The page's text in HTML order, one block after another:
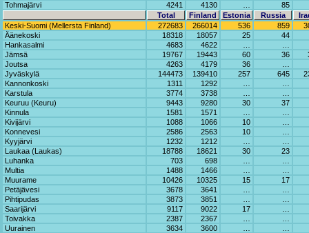
Tohmajärvi
4241 4130 85
Total
Finland Estonia Russia
Keski-Suomi (Mellersta Finland)
272683 266014 536 859
Äänekoski
18318 18057 25 44
Hankasalmi
4683 4622
Jämsä
19767 19443 60 36
Joutsa
4263 4179 36
Jyväskylä
144473 139410 257 645
Kannonkoski
1311 1292
Karstula
3774 3738
Keuruu (Keuru)
9443 9280 30 37
Kinnula
1581 1571
Kivijärvi
1088 1066 10
Konnevesi
2586 2563 10
Kyyjärvi
1232 1212
Laukaa (Laukas)
18788 18621 30 23
Luhanka
703 698
Multia
1488 1466
Muurame
10426 10325 15 17
Petäjävesi
3678 3641
Pihtipudas
3873 3851
Saarijärvi
9117 9022 17
Toivakka
2387 2367
Uurainen
3634 3600